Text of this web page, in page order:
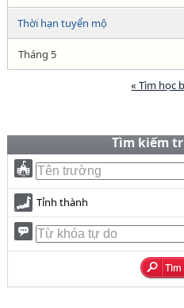
Thời hạn tuyển mộ
Tháng 5
« Tìm học
Tìm kiếm
Tỉnh thành